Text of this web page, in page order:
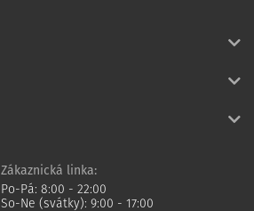
Zákaznická linka:
Po-Pá: 8:00 - 22:00
So-Ne (svátky): 9:00 - 17:00